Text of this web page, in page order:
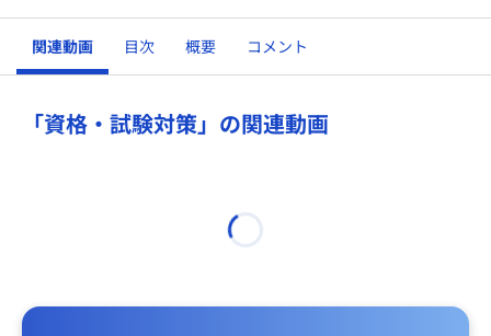
関連動画 目次 概要 コメント
「資格・試験対策」の関連動画